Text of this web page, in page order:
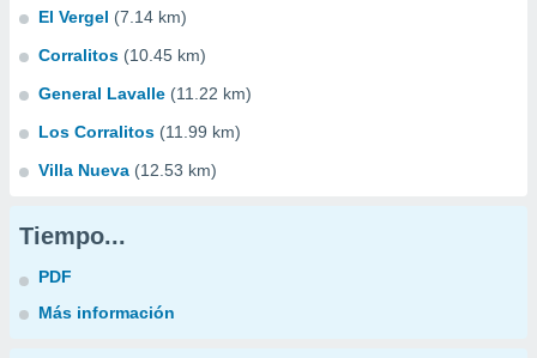
El Vergel (7.14 km)
Corralitos (10.45 km)
General Lavalle (11.22 km)
Los Corralitos (11.99 km)
Villa Nueva (12.53 km)
Tiempo...
PDF
Más información